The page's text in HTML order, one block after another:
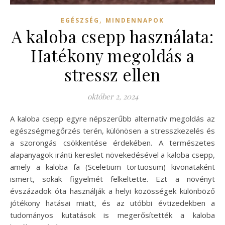
EGÉSZSÉG , MINDENNAPOK
A kaloba csepp használata:
Hatékony megoldás a
stressz ellen
október 2, 2024
A kaloba csepp egyre népszerűbb alternatív megoldás az
egészségmegőrzés terén, különösen a stresszkezelés és
a szorongás csökkentése érdekében. A természetes
alapanyagok iránti kereslet növekedésével a kaloba csepp,
amely a kaloba fa (Sceletium tortuosum) kivonataként
ismert, sokak figyelmét felkeltette. Ezt a növényt
évszázadok óta használják a helyi közösségek különböző
jótékony hatásai miatt, és az utóbbi évtizedekben a
tudományos kutatások is megerősítették a kaloba